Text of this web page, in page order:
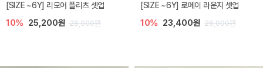
[SIZE ~6Y] 리모어 플리츠 셋업
10% 25,200원 28,000원
[SIZE ~6Y] 로메이 라운지 셋업
10% 23,400원 26,000원